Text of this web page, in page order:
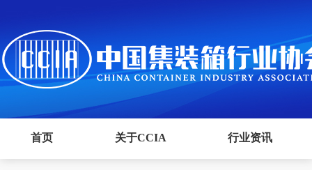
首页 关于CCIA 行业资讯